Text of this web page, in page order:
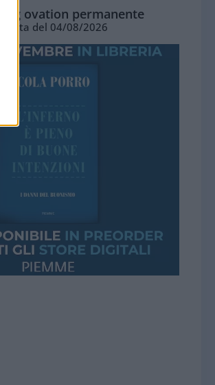
ovation permanente
del 04/08/2026